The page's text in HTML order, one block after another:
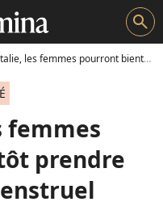
search
les femmes pourront bientôt prendre un congé menstruel
femmes
prendre